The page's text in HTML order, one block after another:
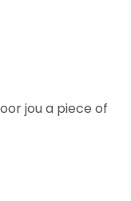
jou a piece of